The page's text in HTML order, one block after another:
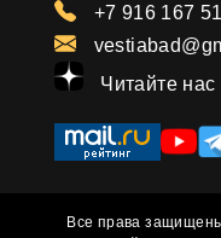
+7 916 167
Читайте
Все права